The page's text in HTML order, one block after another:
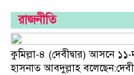
সাহিত্য
কৃষি
সংবাদ
রাজনীতি
কুমিল্লা-৪ (দেবীদ্বার) আসনে ১১-
হাসনাত আবদুল্লাহ